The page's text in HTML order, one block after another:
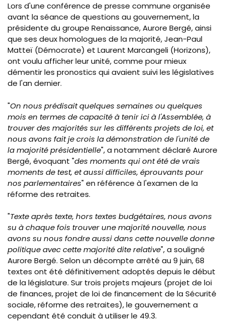
Lors d'une conférence de presse commune organisée
avant la séance de questions au gouvernement, la
présidente du groupe Renaissance, Aurore Bergé, ainsi
que ses deux homologues de la majorité, Jean-Paul
Matteï (Démocrate) et Laurent Marcangeli (Horizons),
ont voulu afficher leur unité, comme pour mieux
démentir les pronostics qui avaient suivi les législatives
de l'an dernier.
"On nous prédisait quelques semaines ou quelques
mois en termes de capacité à tenir ici à l'Assemblée, à
trouver des majorités sur les différents projets de loi, et
nous avons fait je crois la démonstration de l'unité de
la majorité présidentielle", a notamment déclaré Aurore
Bergé, évoquant "des moments qui ont été de vrais
moments de test, et aussi difficiles, éprouvants pour
nos parlementaires" en référence à l'examen de la
réforme des retraites.
"Texte après texte, hors textes budgétaires, nous avons
su à chaque fois trouver une majorité nouvelle, nous
avons su nous fondre aussi dans cette nouvelle donne
politique avec cette majorité dite relative", a souligné
Aurore Bergé. Selon un décompte arrêté au 9 juin, 68
textes ont été définitivement adoptés depuis le début
de la législature. Sur trois projets majeurs (projet de loi
de finances, projet de loi de financement de la Sécurité
sociale, réforme des retraites), le gouvernement a
cependant été conduit à utiliser le 49.3.